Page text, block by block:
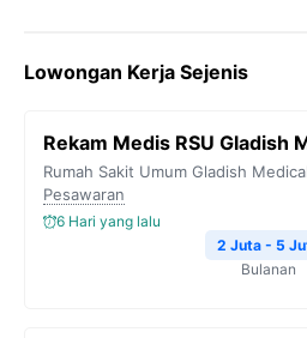
Lowongan Kerja Sejenis
Rekam Medis RSU Gladish
Rumah Sakit Umum Gladish
Pesawaran
6 Hari yang lalu
2 Juta - 5
Bulanan